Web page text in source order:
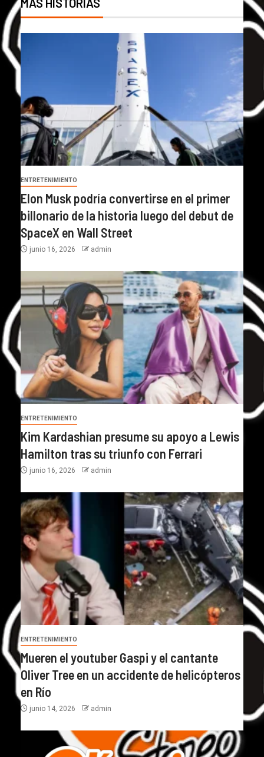
MÁS HISTORIAS
ENTRETENIMIENTO
Elon Musk podría convertirse en el primer
billonario de la historia luego del debut de
SpaceX en Wall Street
junio 16, 2026 admin
ENTRETENIMIENTO
Kim Kardashian presume su apoyo a Lewis
Hamilton tras su triunfo con Ferrari
junio 16, 2026 admin
ENTRETENIMIENTO
Mueren el youtuber Gaspi y el cantante
Oliver Tree en un accidente de helicópteros
en Río
junio 14, 2026 admin